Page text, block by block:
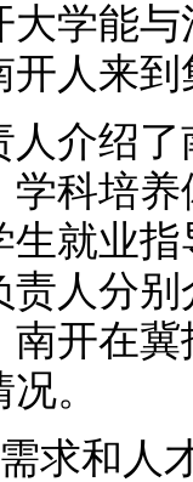
学能
人来
绍了
学科培
就业
人分
开在
。
和人